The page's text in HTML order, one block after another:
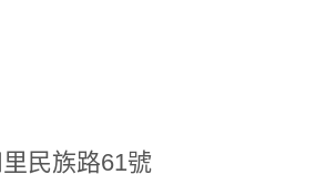
民族路61號